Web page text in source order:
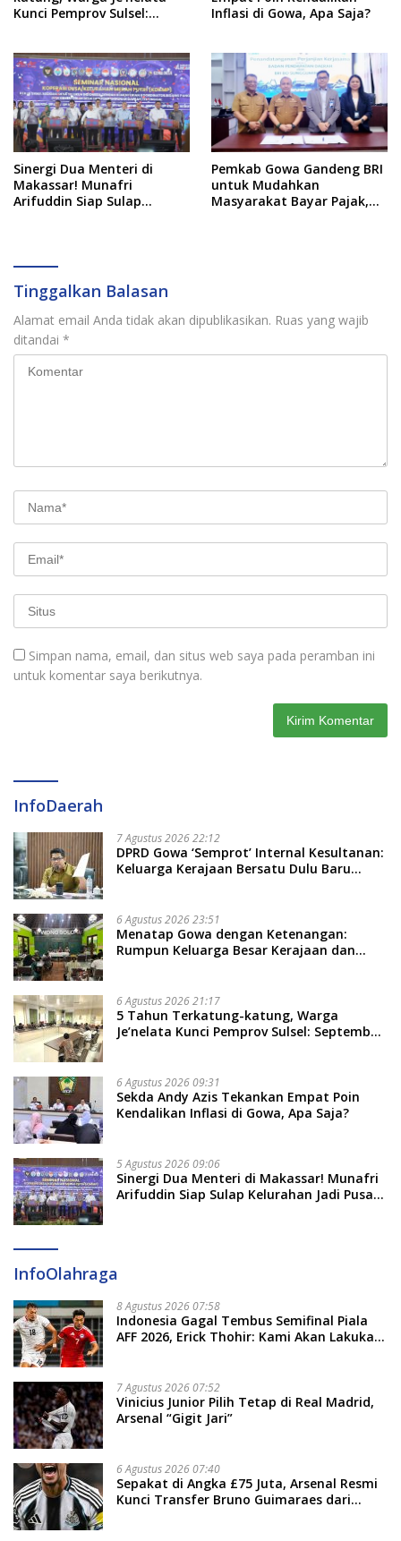
Kunci Pemprov Sulsel:
Inflasi di Gowa, Apa Saja?
Sinergi Dua Menteri di
Makassar! Munafri
Arifuddin Siap Sulap
Pemkab Gowa Gandeng BRI
untuk Mudahkan
Masyarakat Bayar Pajak,
Tinggalkan Balasan
Alamat email Anda tidak akan dipublikasikan. Ruas yang wajib
ditandai *
Simpan nama, email, dan situs web saya pada peramban ini
untuk komentar saya berikutnya.
InfoDaerah
7 Agustus 2026 22:12
DPRD Gowa ‘Semprot’ Internal Kesultanan:
Keluarga Kerajaan Bersatu Dulu Baru
6 Agustus 2026 23:51
Menatap Gowa dengan Ketenangan:
Rumpun Keluarga Besar Kerajaan dan
Soal Adat dan Adab
6 Agustus 2026 21:17
5 Tahun Terkatung-katung, Warga
Je’nelata Kunci Pemprov Sulsel: September
6 Agustus 2026 09:31
Sekda Andy Azis Tekankan Empat Poin
Kendalikan Inflasi di Gowa, Apa Saja?
5 Agustus 2026 09:06
Sinergi Dua Menteri di Makassar! Munafri
Arifuddin Siap Sulap Kelurahan Jadi Pusat
InfoOlahraga
8 Agustus 2026 07:58
Indonesia Gagal Tembus Semifinal Piala
AFF 2026, Erick Thohir: Kami Akan Lakukan
7 Agustus 2026 07:52
Vinicius Junior Pilih Tetap di Real Madrid,
Arsenal “Gigit Jari”
6 Agustus 2026 07:40
Sepakat di Angka £75 Juta, Arsenal Resmi
Kunci Transfer Bruno Guimaraes dari